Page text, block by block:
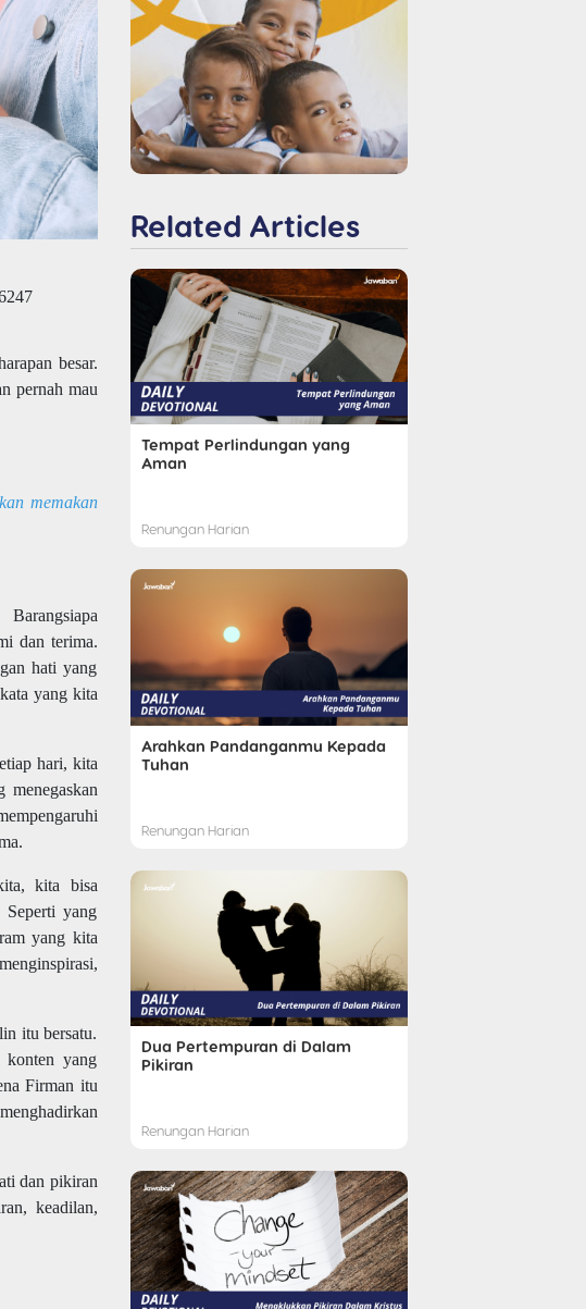
besar.
pernah mau
memakan
dan terima.
hati yang
yang kita
hari, kita
menegaskan
kita bisa
Seperti yang
yang kita
itu bersatu.
konten yang
Firman itu
dan pikiran
keadilan,
Related Articles
Tempat Perlindungan yang
Aman
Renungan Harian
Arahkan Pandanganmu Kepada
Tuhan
Renungan Harian
Dua Pertempuran di Dalam
Pikiran
Renungan Harian